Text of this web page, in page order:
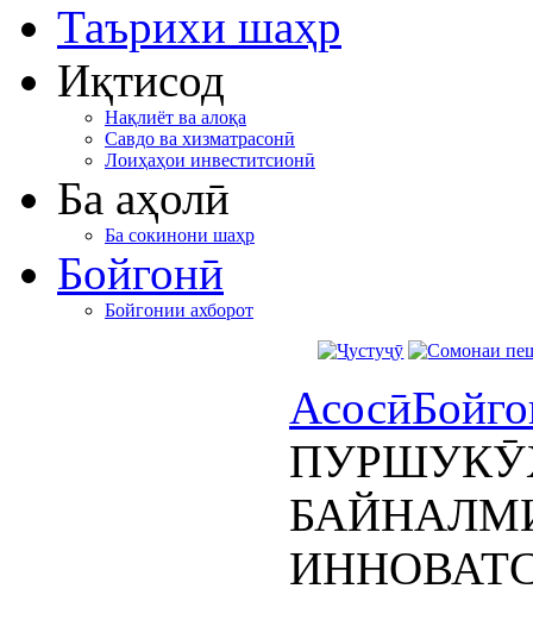
Таърихи шаҳр
Иқтисод
Нақлиёт ва алоқа
Савдо ва хизматрасонӣ
Лоиҳаҳои инвеститсионӣ
Ба аҳолӣ
Ба сокинони шаҳр
Бойгонӣ
Бойгонии ахборот
Асосӣ